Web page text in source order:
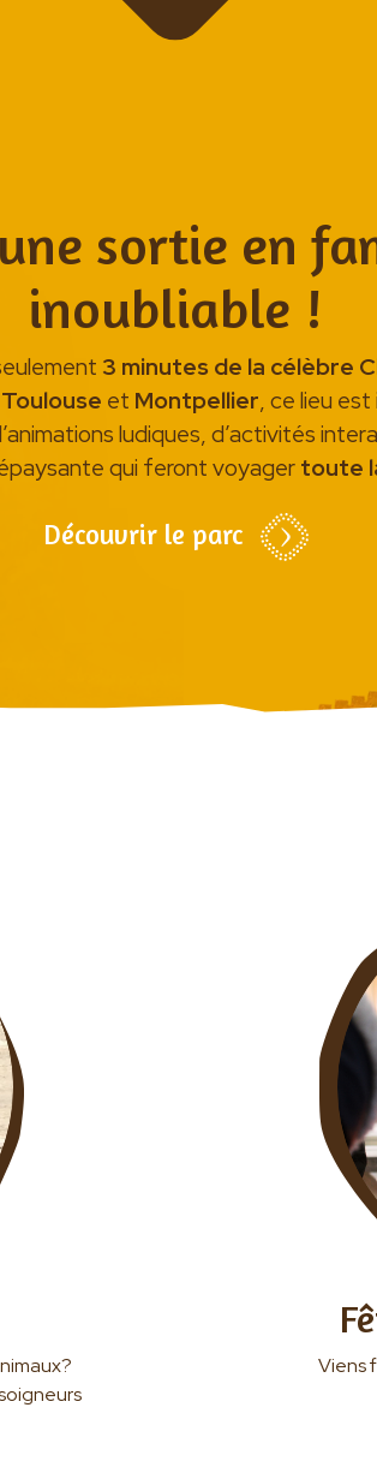
sortie en
inoubliable !
3 minutes de la célèbre
Toulouse et Montpellier, ce lieu
ludiques, d’activités
qui feront voyagertoute
Découvrir le parc
Viens
Les animaux star du Parc Australien
Notre engagement